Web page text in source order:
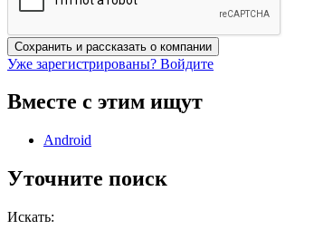
Сохранить и рассказать о компании
Уже зарегистрированы? Войдите
Вместе с этим ищут
Android
Уточните поиск
Искать: